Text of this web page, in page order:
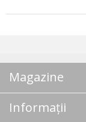
Magazine
Informații